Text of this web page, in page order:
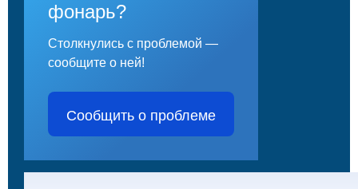
фонарь?
Столкнулись с проблемой —
сообщите о ней!
Сообщить о проблеме